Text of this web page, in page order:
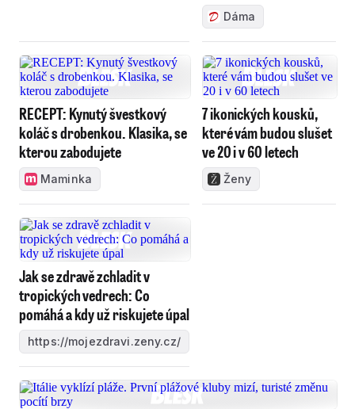
Dáma
RECEPT: Kynutý švestkový
koláč s drobenkou. Klasika, se
kterou zabodujete
Maminka
7 ikonických kousků,
které vám budou slušet
ve 20 i v 60 letech
Ženy
Jak se zdravě zchladit v
tropických vedrech: Co
pomáhá a kdy už riskujete úpal
https://mojezdravi.zeny.cz/